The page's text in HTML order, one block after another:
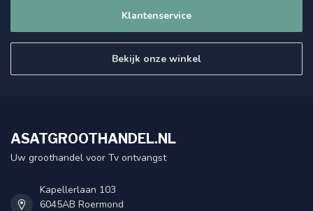
Klantenservice
Bekijk onze winkel
ASATGROOTHANDEL.NL
Uw groothandel voor Tv ontvangst
Kapellerlaan 103
6045AB Roermond